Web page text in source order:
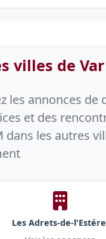
villes de Var
les annonces de
et des
dans les autres
Les Adrets-de-